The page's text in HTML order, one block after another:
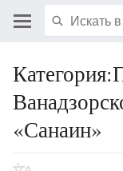
«Санаин»